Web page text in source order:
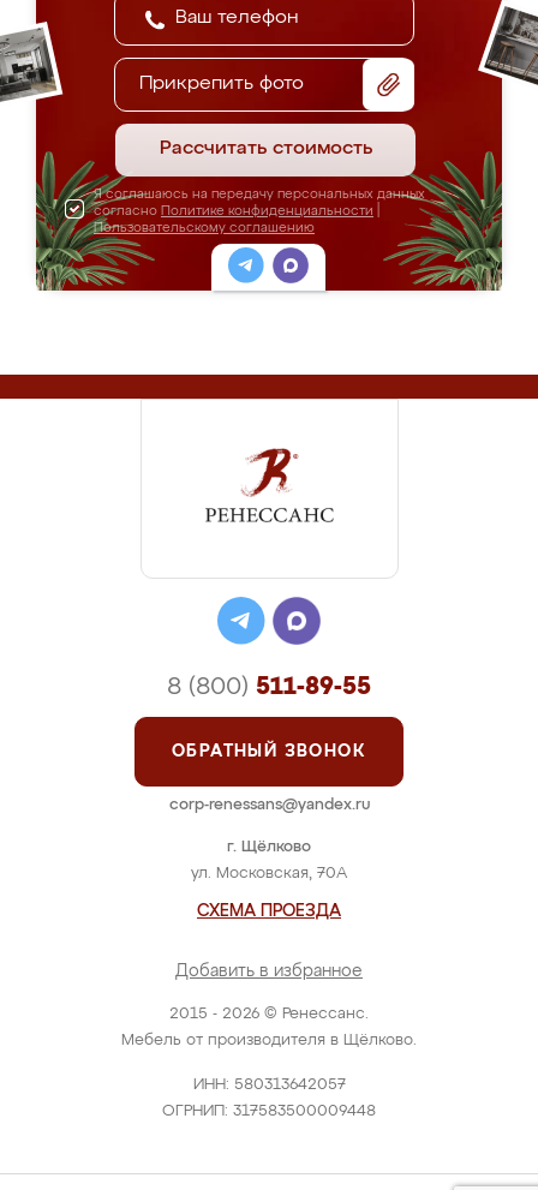
Прикрепить фото
Рассчитать стоимость
Я соглашаюсь на передачу персональных данных
согласно Политике конфиденциальности
Пользовательскому соглашению
2015 - 2026 © Ренессанс.
Мебель от производителя в Щёлково.
ИНН: 580313642057
ОГРНИП: 317583500009448
г. Щёлково
ул. Московская, 70А
СХЕМА ПРОЕЗДА
Добавить в избранное
8 (800) 511-89-55
ОБРАТНЫЙ ЗВОНОК
corp-renessans@yandex.ru